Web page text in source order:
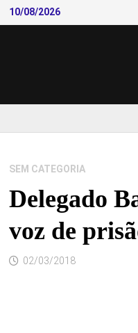
Skip
to
10/08/2026
SEM CATEGORIA
Delegado
voz de
02/03/2018